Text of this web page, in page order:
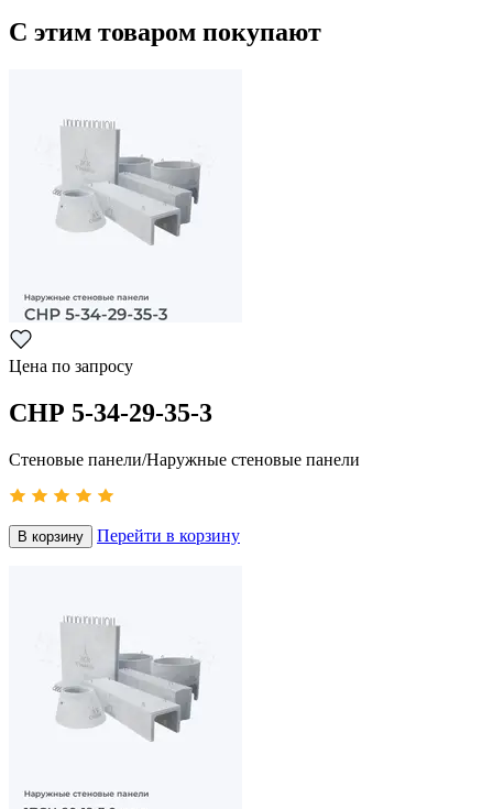
С этим товаром покупают
Цена по запросу
СНР 5-34-29-35-3
Стеновые панели/Наружные стеновые панели
В корзину Перейти в корзину